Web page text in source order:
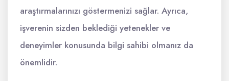
araştırmalarınızı göstermenizi sağlar. Ayrıca,
işverenin sizden beklediği yetenekler ve
deneyimler konusunda bilgi sahibi olmanız da
önemlidir.